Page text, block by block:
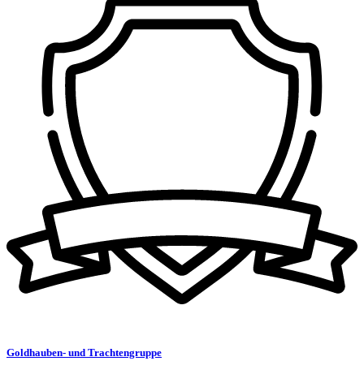
Goldhauben- und Trachtengruppe